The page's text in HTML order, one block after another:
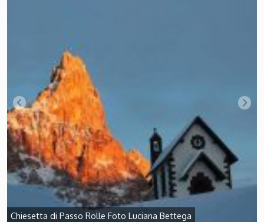
Chiesetta di Passo Rolle Foto Luciana Bettega